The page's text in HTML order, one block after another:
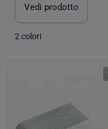
Vedi prodotto
2 colori
1